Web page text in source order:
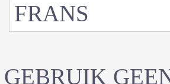
FRANS
GEBRUIK